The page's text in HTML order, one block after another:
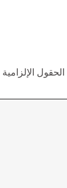
الحقول